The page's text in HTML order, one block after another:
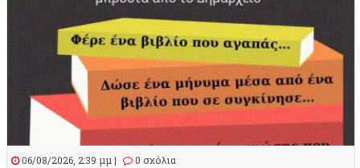
06/08/2026, 2:39 μμ | 0 σχόλια